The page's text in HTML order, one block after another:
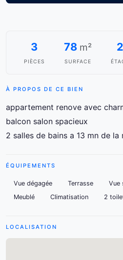
3
PIÈCES
78m²
SURFACE
2
À PROPOS DE CE BIEN
appartement renove avec
balcon salon spacieux
2 salles de bains a 13 mn de la
ÉQUIPEMENTS
Vue dégagée Terrasse Vue
Meublé
Climatisation 2
LOCALISATION